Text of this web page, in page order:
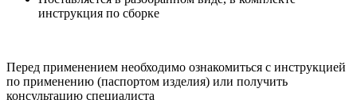
инструкция по сборке
Перед применением необходимо ознакомиться с инструкцией
по применению (паспортом изделия) или получить
консультацию специалиста